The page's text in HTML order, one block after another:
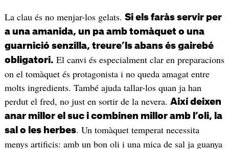
La clau és no menjar-los gelats. Si els faràs servir per
a una amanida, un pa amb tomàquet o una
guarnició senzilla, treure’ls abans és gairebé
obligatori. El canvi és especialment clar en preparacions
on el tomàquet és protagonista i no queda amagat entre
molts ingredients. També ajuda tallar-los quan ja han
perdut el fred, no just en sortir de la nevera. Així deixen
anar millor el suc i combinen millor amb l’oli, la
sal o les herbes. Un tomàquet temperat necessita
menys artificis: amb un bon oli i una mica de sal ja guanya